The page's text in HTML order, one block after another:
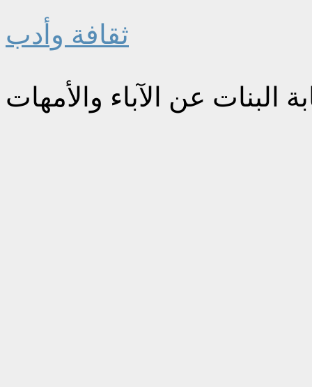
ثقافة وأدب
البنات عن الآباء والأمهات